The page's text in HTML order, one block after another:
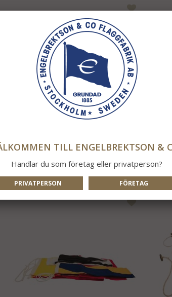
TILL ENGELBREKTSON &
Handlar du som företag eller privatperson?
PRIVATPERSON FÖRETAG